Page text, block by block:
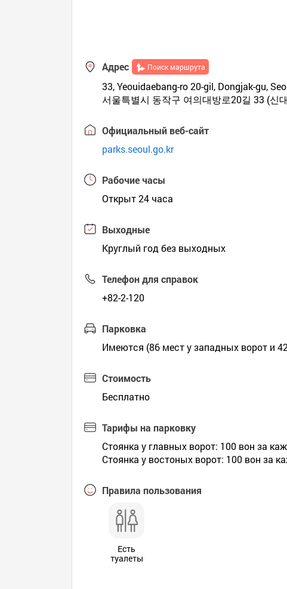
Адрес Поиск маршрута
33, Yeouidaebang-ro 20-gil, Dongjak-gu,
서울특별시 동작구 여의대방로20길 33 (신
Официальный веб-сайт
parks.seoul.go.kr
Рабочие часы
Открыт 24 часа
Выходные
Круглый год без выходных
Телефон для справок
+82-2-120
Парковка
Имеются (86 мест у западных ворот и
Стоимость
Бесплатно
Тарифы на парковку
Стоянка у главных ворот: 100 вон за
Стоянка у востоных ворот: 100 вон за
Правила пользования
Есть
туалеты